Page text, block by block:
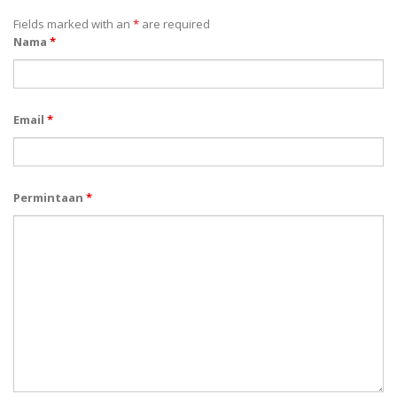
Fields marked with an * are required
Nama *
Email *
Permintaan *